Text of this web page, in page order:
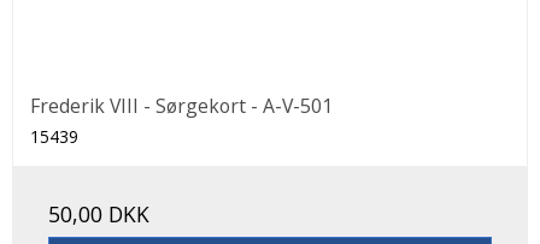
Frederik VIII - Sørgekort - A-V-501
15439
50,00 DKK